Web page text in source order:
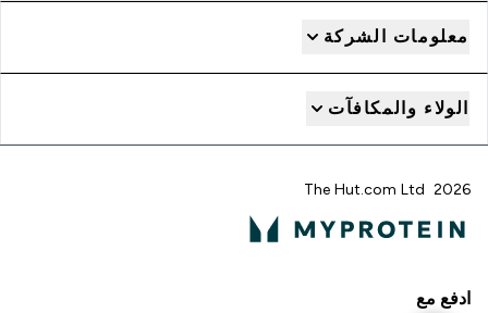
معلومات الشركة
الولاء والمكافآت
2026 The Hut.com Ltd
ادفع مع